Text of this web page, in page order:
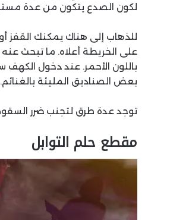
لكون الصدع يتكون من عدة
للذهاب إلى هناك يمكنك القفز
باللون الأحمر. عند دخول
بعض الصناديق المليئة
توجد عدة طرق لتجنب ضرر
مقطع حلم التوابل